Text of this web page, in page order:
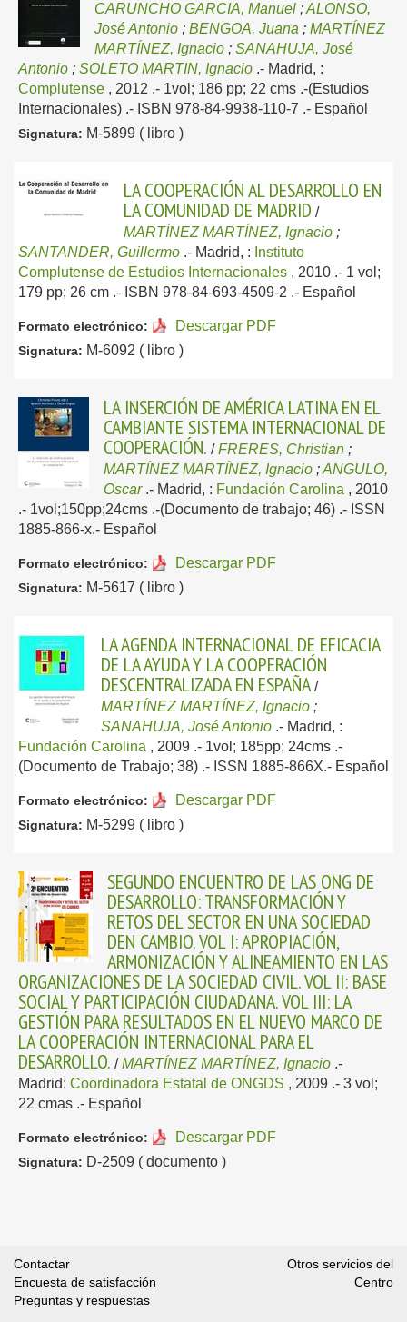
CARUNCHO GARCIA, Manuel ;ALONSO,
José Antonio ; BENGOA, Juana ; MARTÍNEZ
MARTÍNEZ, Ignacio ; SANAHUJA, José
Antonio ; SOLETO MARTIN, Ignacio .- Madrid, :
Complutense , 2012 .- 1vol; 186 pp; 22 cms .-(Estudios
Internacionales) .- ISBN 978-84-9938-110-7 .- Español
Signatura: M-5899 ( libro )
LA COOPERACIÓN AL DESARROLLO EN
LA COMUNIDAD DE MADRID /
MARTÍNEZ MARTÍNEZ, Ignacio ;
SANTANDER, Guillermo .- Madrid, : Instituto
Complutense de Estudios Internacionales , 2010 .- 1 vol;
179 pp; 26 cm .- ISBN 978-84-693-4509-2 .- Español
Formato electrónico: Descargar PDF
Signatura: M-6092 ( libro )
LA INSERCIÓN DE AMÉRICA LATINA EN EL
CAMBIANTE SISTEMA INTERNACIONAL DE
COOPERACIÓN. /FRERES, Christian ;
MARTÍNEZ MARTÍNEZ, Ignacio ;ANGULO,
Oscar .- Madrid, : Fundación Carolina , 2010
.- 1vol;150pp;24cms .-(Documento de trabajo; 46) .- ISSN
1885-866-x.- Español
Formato electrónico: Descargar PDF
Signatura: M-5617 ( libro )
LA AGENDA INTERNACIONAL DE EFICACIA
DE LA AYUDA Y LA COOPERACIÓN
DESCENTRALIZADA EN ESPAÑA /
MARTÍNEZ MARTÍNEZ, Ignacio ;
SANAHUJA, José Antonio .- Madrid, :
Fundación Carolina , 2009 .- 1vol; 185pp; 24cms .-
(Documento de Trabajo; 38) .- ISSN 1885-866X.- Español
Formato electrónico: Descargar PDF
Signatura: M-5299 ( libro )
SEGUNDO ENCUENTRO DE LAS ONG DE
DESARROLLO: TRANSFORMACIÓN Y
RETOS DEL SECTOR EN UNA SOCIEDAD
DEN CAMBIO. VOL I: APROPIACIÓN,
ARMONIZACIÓN Y ALINEAMIENTO EN LAS
ORGANIZACIONES DE LA SOCIEDAD CIVIL. VOL II: BASE
SOCIAL Y PARTICIPACIÓN CIUDADANA. VOL III: LA
GESTIÓN PARA RESULTADOS EN EL NUEVO MARCO DE
LA COOPERACIÓN INTERNACIONAL PARA EL
DESARROLLO. /MARTÍNEZ MARTÍNEZ, Ignacio .-
Madrid: Coordinadora Estatal de ONGDS , 2009 .- 3 vol;
22 cmas .- Español
Formato electrónico: Descargar PDF
Signatura: D-2509 ( documento )
Contactar
Encuesta de satisfacción
Preguntas y respuestas
Otros servicios del
Centro